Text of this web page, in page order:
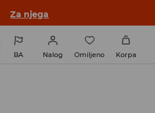
Za njega
BA Nalog Omiljeno Korpa